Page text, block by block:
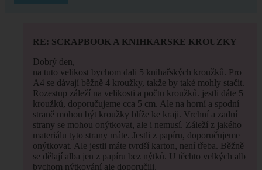
RE: SCRAPBOOK A KNIHKARSKE KROUZKY
Dobrý den,
na tuto velikost bychom dali 5 knihařských kroužků. Pro
A4 se dávají běžně 4 kroužky, takže by také mohly stačit.
Rozestup záleží na velikosti a počtu kroužků. jestli dáte 5
kroužků, doporučujeme cca 5 cm. Ale na horní a spodní
straně mohou být kroužky blíže ke kraji. Vrchní a zadní
strany se mohou onýtkovat, ale i nemusí. Záleží z jakého
materiálu tyto strany máte. Jestli z papíru, doporučujeme
onýtkovat. Ale jestli máte tvrdší karton, není třeba. Běžně
se dělají alba jen z papíru bez nýtků. U těchto velkých alb
bychom nýtkování ale doporučili.